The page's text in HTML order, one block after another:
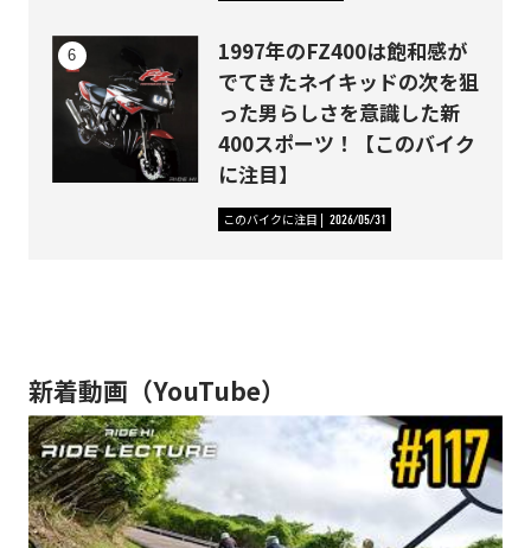
1997年のFZ400は飽和感が
でてきたネイキッドの次を狙
った男らしさを意識した新
400スポーツ！【このバイク
に注目】
このバイクに注目 2026/05/31
新着動画（YouTube）